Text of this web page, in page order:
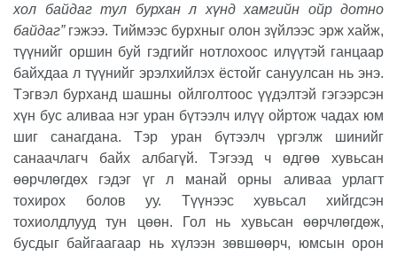
хол байдаг тул бурхан л хүнд хамгийн ойр дотно
байдаг” гэжээ. Тиймээс бурхныг олон зүйлээс эрж хайж,
түүнийг оршин буй гэдгийг нотлохоос илүүтэй ганцаар
байхдаа л түүнийг эрэлхийлэх ёстойг сануулсан нь энэ.
Тэгвэл бурханд шашны ойлголтоос үүдэлтэй гэгээрсэн
хүн бус аливаа нэг уран бүтээлч илүү ойртож чадах юм
шиг санагдана. Тэр уран бүтээлч үргэлж шинийг
санаачлагч байх албагүй. Тэгээд ч өдгөө хувьсан
өөрчлөгдөх гэдэг үг л манай орны аливаа урлагт
тохирох болов уу. Түүнээс хувьсал хийгдсэн
тохиолдлууд тун цөөн. Гол нь хувьсан өөрчлөгдөж,
бусдыг байгаагаар нь хүлээн зөвшөөрч, юмсын орон